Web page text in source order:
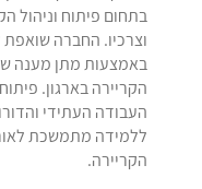
בתחום פיתוח וניהול
וצרכיו. החברה
באמצעות מתן מענה
הקריירה בארגון.
העבודה העתידי
ללמידה מתמשכת
הקריירה.